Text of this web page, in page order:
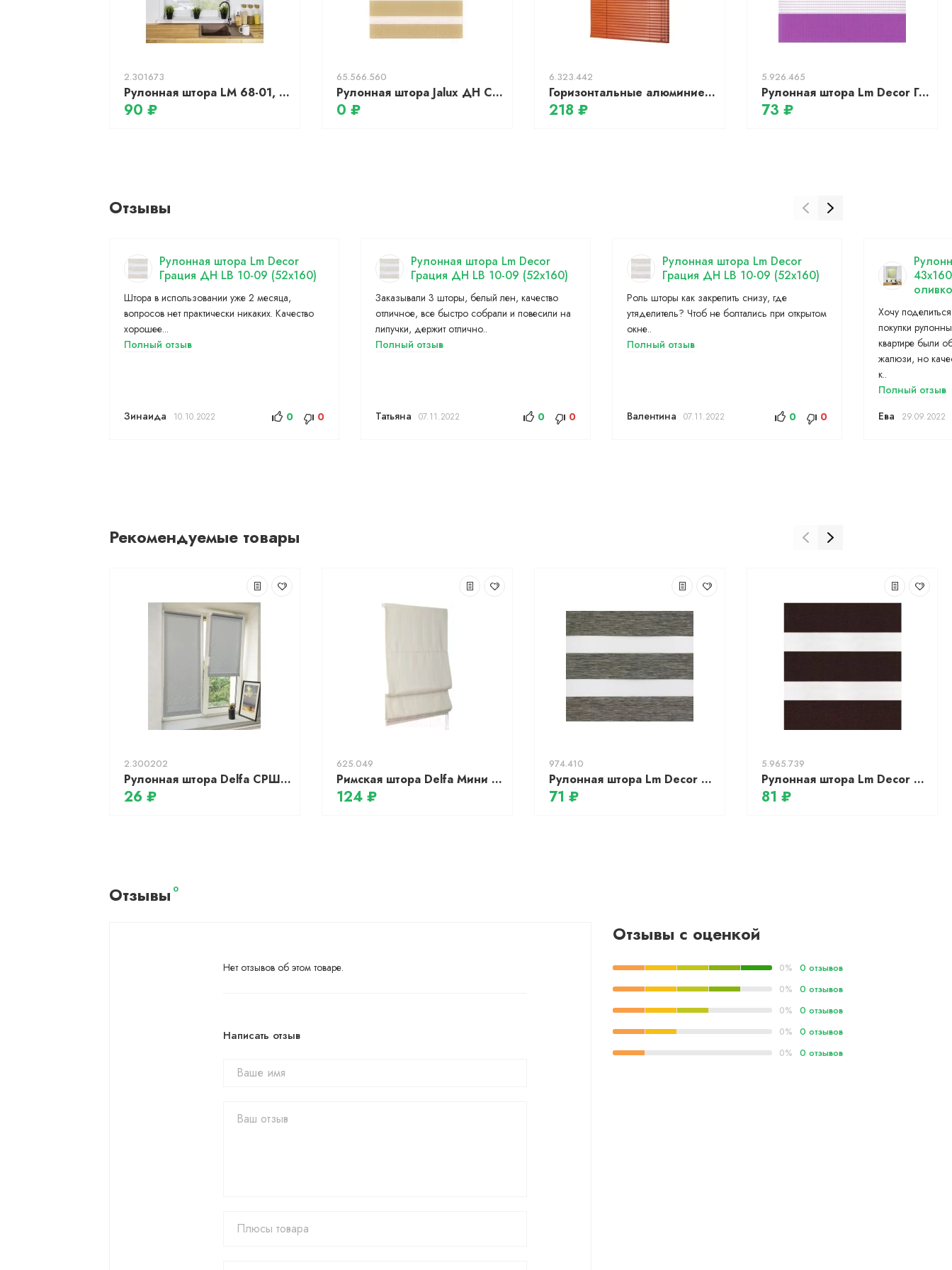
2.301673
Рулонная штора LM 68-01, 140х170см (белый, блэкаут)
90 ₽
65.566.560
Рулонная штора Jalux ДН Софт 9 75x160 (карамельный)
0 ₽
6.323.442
Горизонтальные алюминиевые жалюзи АС МАРТ 9801 78x160 (красное дерево)
218 ₽
5.926.465
Рулонная штора Lm Decor Грация ДН LB 10-22 (90x160)
73 ₽
Отзывы
Рулонная штора Lm Decor
Грация ДН LB 10-09 (52x160)
Штора в использовании уже 2 месяца,
вопросов нет практически никаких. Качество
хорошее...
Полный отзыв
Зинаида 10.10.2022 0 0
Рулонная штора Lm Decor
Грация ДН LB 10-09 (52x160)
Заказывали 3 шторы, белый лен, качество
отличное, все быстро собрали и повесили на
липучки, держит отлично..
Полный отзыв
Татьяна 07.11.2022 0 0
Рулонная штора Lm Decor
Грация ДН LB 10-09 (52x160)
Роль шторы как закрепить снизу, где
утяделитель? Чтоб не болтались при открытом
окне..
Полный отзыв
Валентина 07.11.2022 0 0
Хочу
покупки
квартире были
жалюзи, но
к..
Полный отзыв
Ева
29.09.2022
Рекомендуемые товары
2.300202
Рулонная штора Delfa СРШ-01МЭ-8618, 47(43)/160, Веда, серая
26 ₽
625.049
Римская штора Delfa Мини Werona СШД-01М-163/1233 (62x160, экрю)
124 ₽
974.410
Рулонная штора Lm Decor Винтаж ДН LB 50-03 (85x160)
71 ₽
5.965.739
Рулонная штора Lm Decor Сити ДН LB 60-05 (64x215)
81 ₽
Отзывы 0
Нет отзывов об этом товаре.
Написать отзыв
Отзывы с оценкой
0% 0 отзывов
0% 0 отзывов
0% 0 отзывов
0% 0 отзывов
0% 0 отзывов